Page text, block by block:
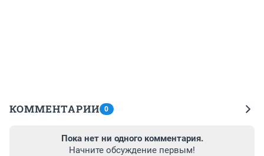
КОММЕНТАРИИ 0
Пока нет ни одного комментария.
Начните обсуждение первым!